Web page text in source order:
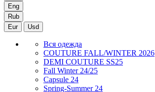
Eng
Rub
Eur
Usd
Вся одежда
COUTURE FALL/WINTER 2026
DEMI COUTURE SS25
Fall Winter 24/25
Capsule 24
Spring-Summer 24